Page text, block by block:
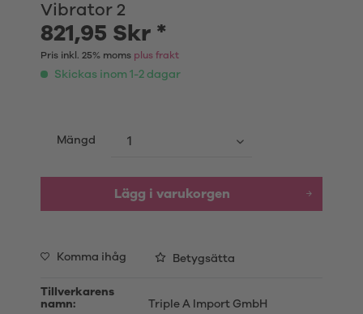
Vibrator 2
821,95 Skr *
Pris inkl. 25% moms plus frakt
Skickas inom 1-2 dagar
Mängd
Lägg i varukorgen
Komma ihåg Betygsätta
Tillverkarens
namn:
Triple A Import GmbH